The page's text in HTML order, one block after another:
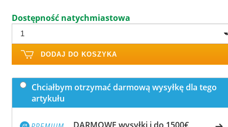
Dostępność natychmiastowa
DODAJ DO KOSZYKA
Chciałbym otrzymać darmową wysyłkę dla tego
artykułu